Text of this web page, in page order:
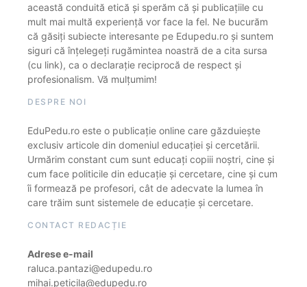
această conduită etică și sperăm că și publicațiile cu
mult mai multă experiență vor face la fel. Ne bucurăm
că găsiți subiecte interesante pe Edupedu.ro și suntem
siguri că înțelegeți rugămintea noastră de a cita sursa
(cu link), ca o declarație reciprocă de respect și
profesionalism. Vă mulțumim!
DESPRE NOI
EduPedu.ro este o publicație online care găzduiește
exclusiv articole din domeniul educației și cercetării.
Urmărim constant cum sunt educați copiii noștri, cine și
cum face politicile din educație și cercetare, cine și cum
îi formează pe profesori, cât de adecvate la lumea în
care trăim sunt sistemele de educație și cercetare.
CONTACT REDACȚIE
Adrese e-mail
raluca.pantazi@edupedu.ro
mihai.peticila@edupedu.ro